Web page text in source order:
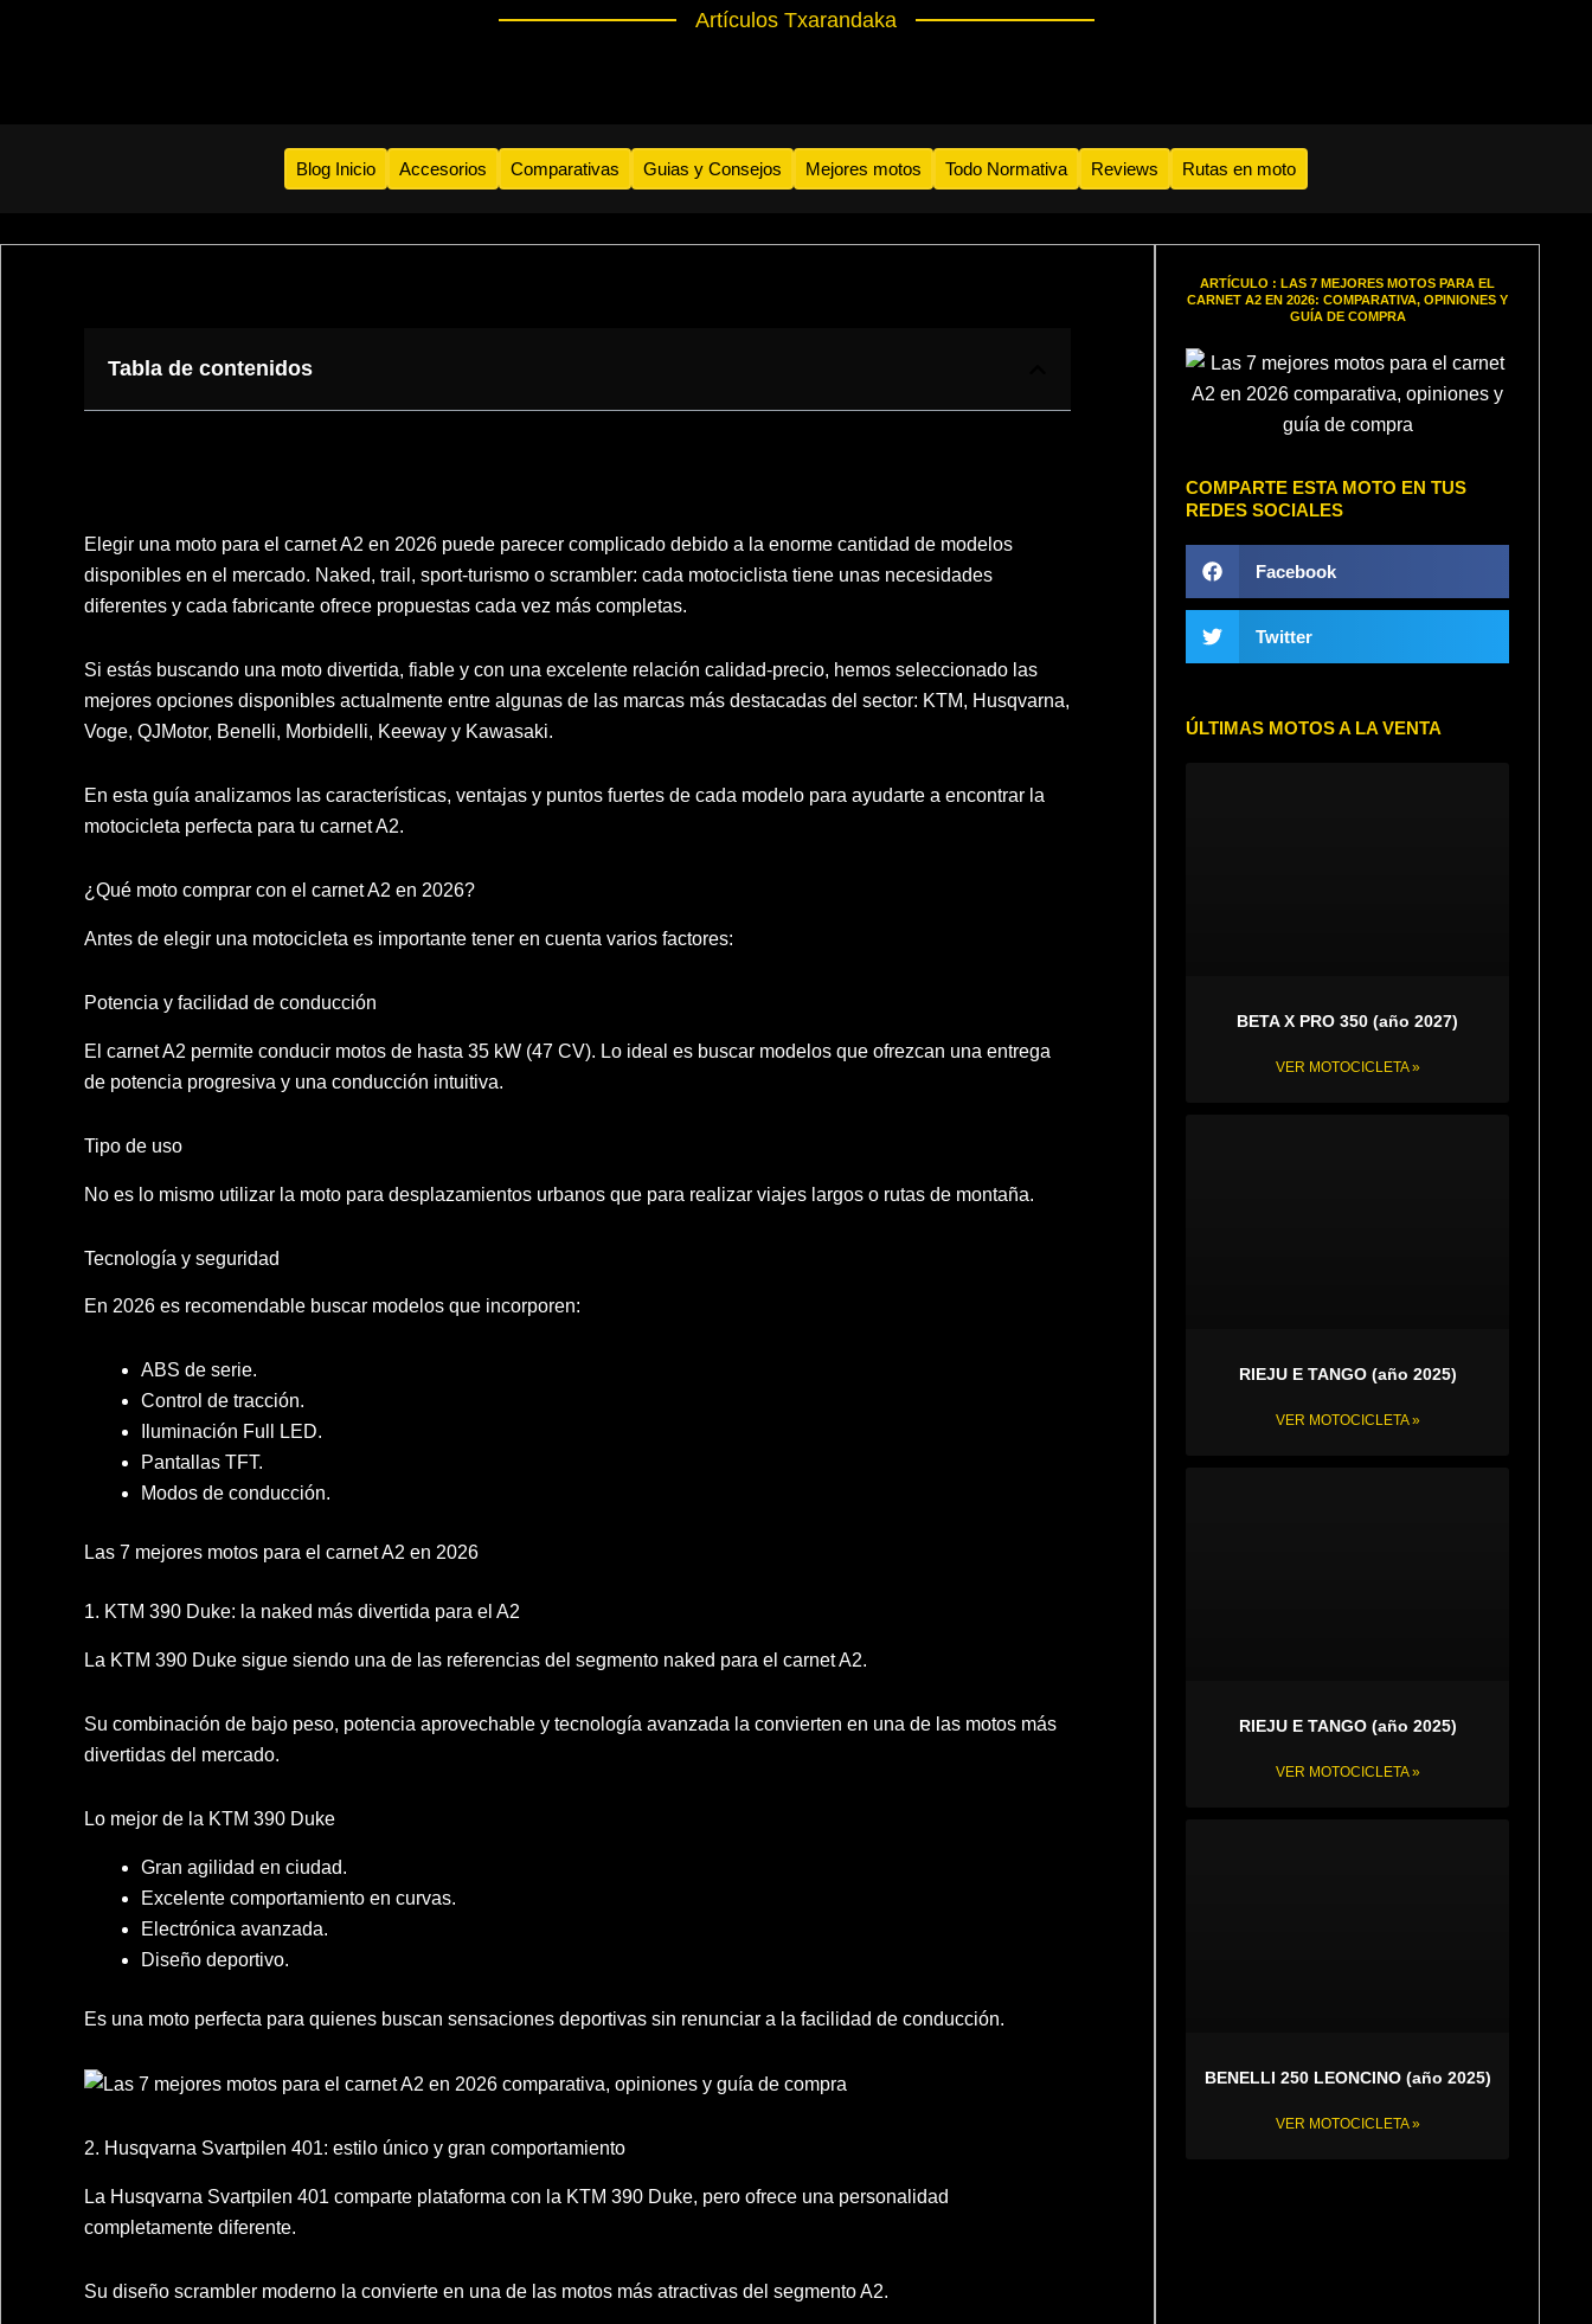
Artículos Txarandaka
Blog Inicio Accesorios Comparativas Guias y Consejos Mejores motos Todo Normativa Reviews Rutas en moto
Tabla de contenidos
Elegir una moto para el carnet A2 en 2026 puede parecer complicado debido a la enorme cantidad de modelos
disponibles en el mercado. Naked, trail, sport-turismo o scrambler: cada motociclista tiene unas necesidades
diferentes y cada fabricante ofrece propuestas cada vez más completas.
Si estás buscando una moto divertida, fiable y con una excelente relación calidad-precio, hemos seleccionado las
mejores opciones disponibles actualmente entre algunas de las marcas más destacadas del sector: KTM, Husqvarna,
Voge, QJMotor, Benelli, Morbidelli, Keeway y Kawasaki.
En esta guía analizamos las características, ventajas y puntos fuertes de cada modelo para ayudarte a encontrar la
motocicleta perfecta para tu carnet A2.
¿Qué moto comprar con el carnet A2 en 2026?
Antes de elegir una motocicleta es importante tener en cuenta varios factores:
Potencia y facilidad de conducción
El carnet A2 permite conducir motos de hasta 35 kW (47 CV). Lo ideal es buscar modelos que ofrezcan una entrega
de potencia progresiva y una conducción intuitiva.
Tipo de uso
No es lo mismo utilizar la moto para desplazamientos urbanos que para realizar viajes largos o rutas de montaña.
Tecnología y seguridad
En 2026 es recomendable buscar modelos que incorporen:
ABS de serie.
Control de tracción.
Iluminación Full LED.
Pantallas TFT.
Modos de conducción.
Las 7 mejores motos para el carnet A2 en 2026
1. KTM 390 Duke: la naked más divertida para el A2
La KTM 390 Duke sigue siendo una de las referencias del segmento naked para el carnet A2.
Su combinación de bajo peso, potencia aprovechable y tecnología avanzada la convierten en una de las motos más
divertidas del mercado.
Lo mejor de la KTM 390 Duke
Gran agilidad en ciudad.
Excelente comportamiento en curvas.
Electrónica avanzada.
Diseño deportivo.
Es una moto perfecta para quienes buscan sensaciones deportivas sin renunciar a la facilidad de conducción.
2. Husqvarna Svartpilen 401: estilo único y gran comportamiento
La Husqvarna Svartpilen 401 comparte plataforma con la KTM 390 Duke, pero ofrece una personalidad
completamente diferente.
Su diseño scrambler moderno la convierte en una de las motos más atractivas del segmento A2.
ARTÍCULO : LAS 7 MEJORES MOTOS PARA EL
CARNET A2 EN 2026: COMPARATIVA, OPINIONES Y
GUÍA DE COMPRA
COMPARTE ESTA MOTO EN TUS
REDES SOCIALES
Facebook
Twitter
ÚLTIMAS MOTOS A LA VENTA
BETA X PRO 350 (año 2027)
VER MOTOCICLETA »
RIEJU E TANGO (año 2025)
VER MOTOCICLETA »
RIEJU E TANGO (año 2025)
VER MOTOCICLETA »
BENELLI 250 LEONCINO (año 2025)
VER MOTOCICLETA »